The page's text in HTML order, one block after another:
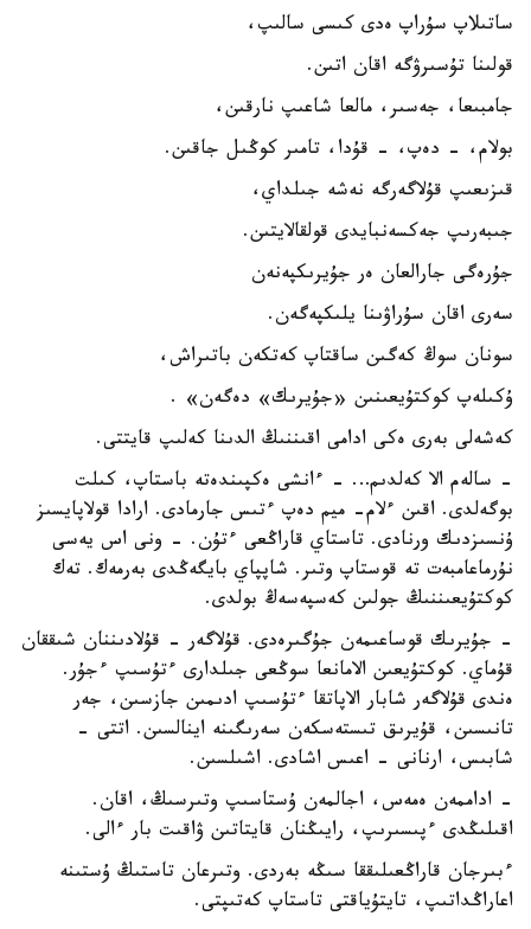
ساتىلاپ سۇراپ ەدى كىسى سالىپ،
قولىنا تۇسىرۋگە اقان اتىن.
جامبىعا، جەسىر، مالعا شاعىپ نارقىن،
بولام، - دەپ، - قۇدا، تامىر كوڭىل جاقىن.
قىزىعىپ قۇلاگەرگە نەشە جىلداي،
جىبەرىپ جەكسەنبايدى قولقالايتىن.
جۇرەگى جارالعان ەر جۇيرىكپەنەن
سەرى اقان سۇراۋىنا يلىكپەگەن.
سونان سوڭ كەگىن ساقتاپ كەتكەن باتىراش،
ۇكىلەپ كوكتۇيعىنىن «جۇيرىك» دەگەن» .
كەشەلى بەرى ەكى ادامى اقىننىڭ الدىنا كەلىپ قايتتى.
- سالەم الا كەلدىم… - ءانشى ەكپىندەتە باستاپ، كىلت
بوگەلدى. اقىن ءلام- ميم دەپ ءتىس جارمادى. ارادا قولاپايسىز
ۇنسىزدىك ورنادى. تاستاي قاراڭعى ءتۇن. - ونى اس يەسى
نۇرماعامبەت تە قوستاپ وتىر. شاپپاي بايگەڭدى بەرمەك. تەك
كوكتۇيعىننىڭ جولىن كەسپەسەڭ بولدى.
- جۇيرىك قوساعىمەن جۇگىرەدى. قۇلاگەر - قۇلادىننان شىققان
قۇماي. كوكتۇيعىن الامانعا سوڭعى جىلدارى ءتۇسىپ ءجۇر.
ەندى قۇلاگەر شابار الاپاتقا ءتۇسىپ ادىمىن جازسىن، جەر
تانىسىن، قۇيرىق تىستەسكەن سەرىگىنە اينالسىن. اتتى -
شابىس، ارنانى - اعىس اشادى. اشىلسىن.
- اداممەن ەمەس، اجالمەن ۇستاسىپ وتىرسىڭ، اقان.
اقىلىڭدى ءپىسىرىپ، رايىڭنان قايتاتىن ۋاقىت بار ءالى.
ءبىرجان قاراڭعىلىققا سىڭە بەردى. وتىرعان تاستىڭ ۇستىنە
اعاراڭداتىپ، تايتۇياقتى تاستاپ كەتىپتى.